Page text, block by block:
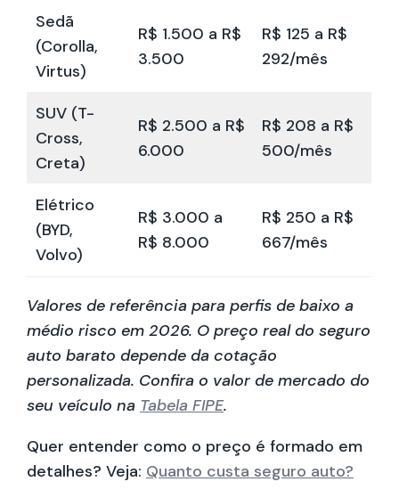
Sedã
(Corolla,
Virtus)
R$ 1.500 a R$
3.500
R$ 125 a R$
292/mês
SUV (T-
Cross,
Creta)
R$ 2.500 a R$
6.000
R$ 208 a R$
500/mês
Elétrico
(BYD,
Volvo)
R$ 3.000 a
R$ 8.000
R$ 250 a R$
667/mês
Valores de referência para perfis de baixo a
médio risco em 2026. O preço real do seguro
auto barato depende da cotação
personalizada. Confira o valor de mercado do
seu veículo na Tabela FIPE.
Quer entender como o preço é formado em
detalhes? Veja: Quanto custa seguro auto?